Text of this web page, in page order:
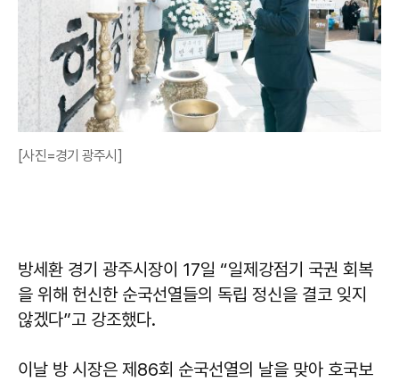
[사진=경기 광주시]
방세환 경기 광주시장이 17일 “일제강점기 국권 회복
을 위해 헌신한 순국선열들의 독립 정신을 결코 잊지
않겠다”고 강조했다.
이날 방 시장은 제86회 순국선열의 날을 맞아 호국보